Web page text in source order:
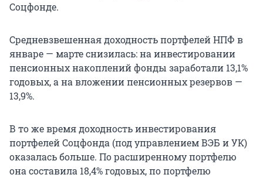
Соцфонде.
Средневзвешенная доходность портфелей НПФ в
январе — марте снизилась: на инвестировании
пенсионных накоплений фонды заработали 13,1%
годовых, а на вложении пенсионных резервов —
13,9%.
В то же время доходность инвестирования
портфелей Соцфонда (под управлением ВЭБ и УК)
оказалась больше. По расширенному портфелю
она составила 18,4% годовых, по портфелю